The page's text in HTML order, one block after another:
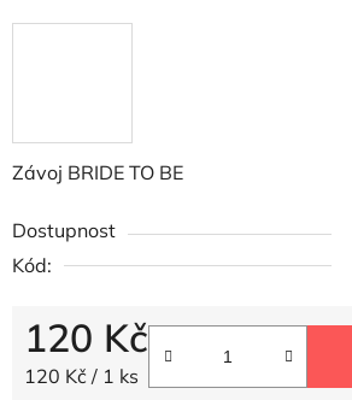
Závoj BRIDE TO BE
Dostupnost
Kód:
120 Kč
Měrná cena:
120 Kč / 1 ks